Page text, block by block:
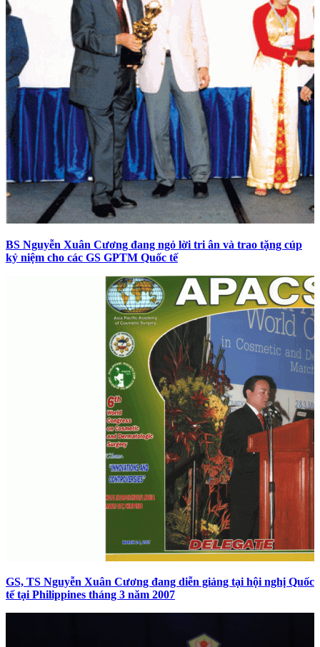
BS Nguyễn Xuân Cương đang ngỏ lời tri ân và trao tặng cúp
kỷ niệm cho các GS GPTM Quốc tế
GS, TS Nguyễn Xuân Cương đang diễn giảng tại hội nghị Quốc
tế tại Philippines tháng 3 năm 2007